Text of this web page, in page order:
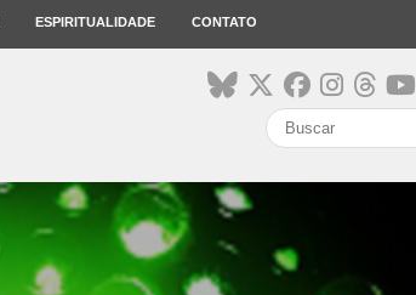
ESPIRITUALIDADE CONTATO